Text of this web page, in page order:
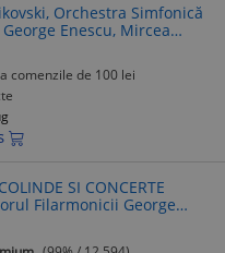
Orchestra Simfonică
Enescu, Mircea
Nr. 4-Electrecord ST-
comenzile de 100 lei
SI CONCERTE
Filarmonicii George
dirijor Voi-338872